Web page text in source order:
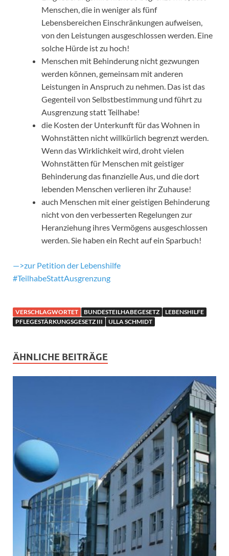
Menschen, die in weniger als fünf
Lebensbereichen Einschränkungen aufweisen,
von den Leistungen ausgeschlossen werden. Eine
solche Hürde ist zu hoch!
Menschen mit Behinderung nicht gezwungen
werden können, gemeinsam mit anderen
Leistungen in Anspruch zu nehmen. Das ist das
Gegenteil von Selbstbestimmung und führt zu
Ausgrenzung statt Teilhabe!
die Kosten der Unterkunft für das Wohnen in
Wohnstätten nicht willkürlich begrenzt werden.
Wenn das Wirklichkeit wird, droht vielen
Wohnstätten für Menschen mit geistiger
Behinderung das finanzielle Aus, und die dort
lebenden Menschen verlieren ihr Zuhause!
auch Menschen mit einer geistigen Behinderung
nicht von den verbesserten Regelungen zur
Heranziehung ihres Vermögens ausgeschlossen
werden. Sie haben ein Recht auf ein Sparbuch!
—>zur Petition der Lebenshilfe
#TeilhabeStattAusgrenzung
VERSCHLAGWORTET BUNDESTEILHABEGESETZ
LEBENSHILFE
PFLEGESTÄRKUNGSGESETZ III
ULLA SCHMIDT
ÄHNLICHE BEITRÄGE